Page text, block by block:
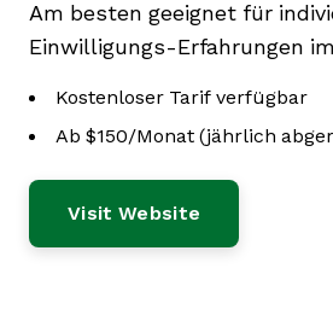
Am besten geeignet für
Einwilligungs-Erfahrungen
Kostenloser Tarif verfügbar
Ab $150/Monat (jährlich
Visit Website